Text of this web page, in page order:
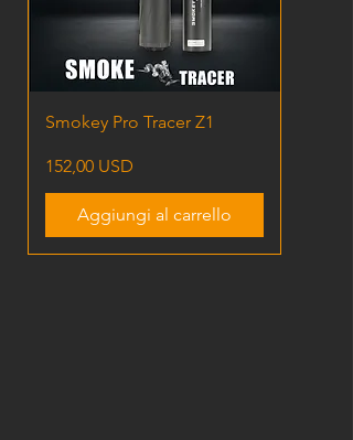
Smokey Pro Tracer Z1
Prezzo
152,00 USD
Aggiungi al carrello